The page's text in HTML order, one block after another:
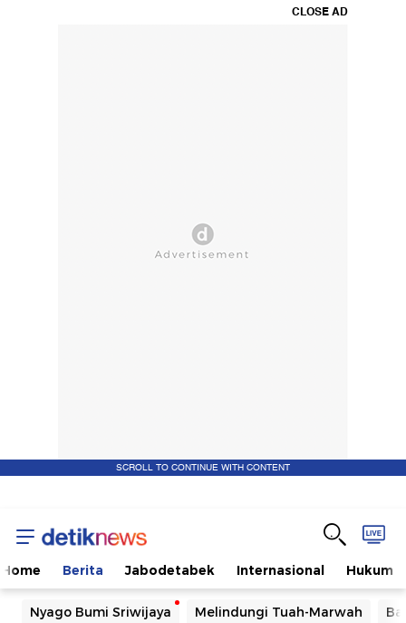
CLOSE AD
SCROLL TO CONTINUE WITH CONTENT
Home Berita Jabodetabek Internasional Hukum
Nyago Bumi Sriwijaya Melindungi Tuah-Marwah